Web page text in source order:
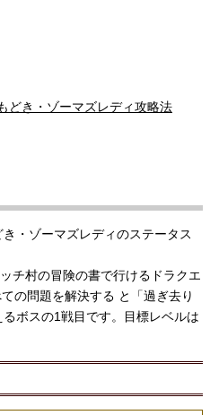
どき・ゾーマズレディ攻略法
・ゾーマズレディのステータス
チ村の冒険の書で行けるドラクエ
の問題を解決する と「過ぎ去り
ボスの1戦目です。目標レベルは